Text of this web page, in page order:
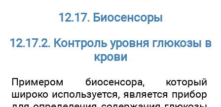
12.17. Биосенсоры
12.17.2. Контроль уровня глюкозы в
крови
Примером биосенсора, который
широко используется, является прибор